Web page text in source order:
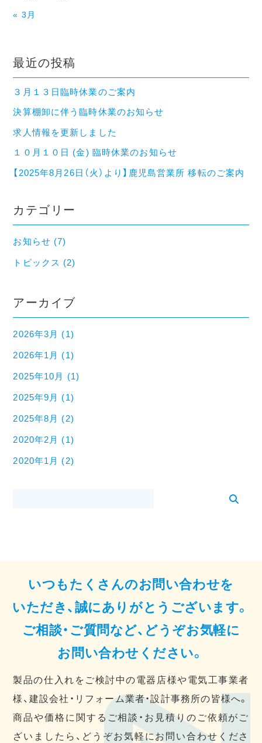
« 3月
最近の投稿
３月１３日臨時休業のご案内
決算棚卸に伴う臨時休業のお知らせ
求人情報を更新しました
１０月１０日 (金) 臨時休業のお知らせ
【2025年8月26日（火）より】鹿児島営業所 移転のご案内
カテゴリー
お知らせ (7)
トピックス (2)
アーカイブ
2026年3月 (1)
2026年1月 (1)
2025年10月 (1)
2025年9月 (1)
2025年8月 (2)
2020年2月 (1)
2020年1月 (2)
いつもたくさんのお問い合わせを
いただき、誠にありがとうございます。
ご相談・ご質問など、どうぞお気軽に
お問い合わせください。
製品の仕入れをご検討中の電器店様や電気工事業者
様、建設会社・リフォーム業者・設計事務所の皆様へ。
商品や価格に関するご相談・お見積りのご依頼がご
ざいましたら、どうぞお気軽にお問い合わせくださ